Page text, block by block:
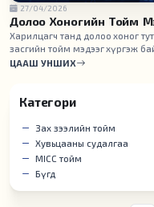
27/04/2026
Долоо Хоногийн Тойм
Харилцагч танд долоо хоног
засгийн тойм мэдээг хүргэж
ЦААШ УНШИХ
Категори
Зах зээлийн тойм
Хувьцааны судалгаа
MICC тойм
Бүгд